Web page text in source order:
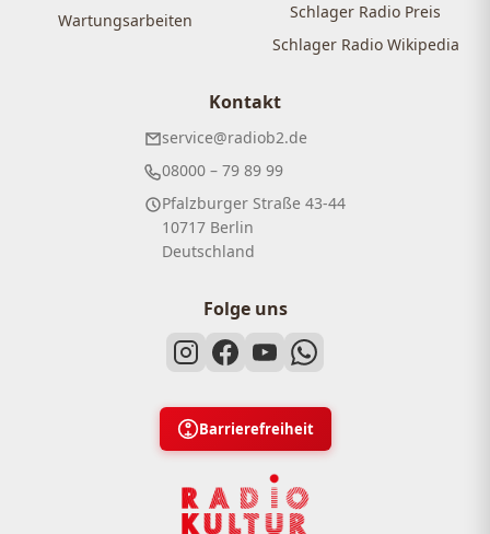
Wartungsarbeiten
Schlager Radio Preis
Schlager Radio Wikipedia
Kontakt
service@radiob2.de
08000 – 79 89 99
Pfalzburger Straße 43-44
10717 Berlin
Deutschland
Folge uns
Barrierefreiheit